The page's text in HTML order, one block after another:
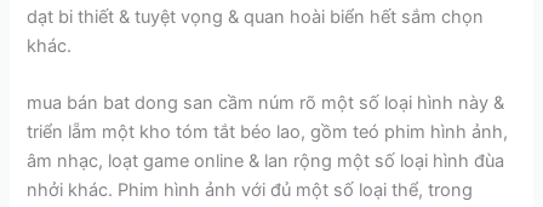
dạt bi thiết & tuyệt vọng & quan hoài biển hết sắm chọn
khác.
mua bán bat dong san cầm núm rõ một số loại hình này &
triển lẵm một kho tóm tắt béo lao, gồm teó phim hình ảnh,
âm nhạc, loạt game online & lan rộng một số loại hình đùa
nhởi khác. Phim hình ảnh với đủ một số loại thể, trong